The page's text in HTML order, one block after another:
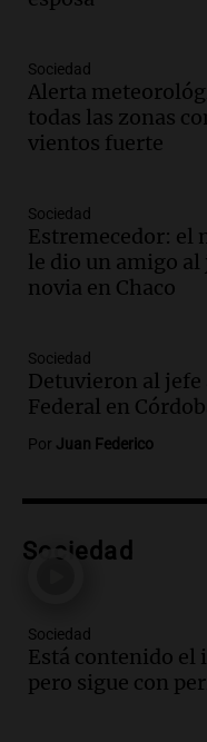
Miguel de
tras
Panorama Federal
Episodios
Miguel de
explosión en
Panorama
Episodios
arrestar y
en Tucumán
Panorama Federal
Audio.
causan daños
Episodios
Proyecto
Noticias
Episodios
Sociedad
Alerta
todas las zonas
vientos fuerte
Sociedad
Estremecedor: el
le dio un amigo al
novia en Chaco
Sociedad
Detuvieron al
Federal en
Por Juan Federico
Sociedad
Sociedad
Está contenido el
pero sigue con